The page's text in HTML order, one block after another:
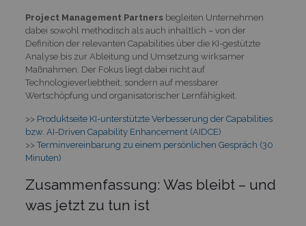
Project Management Partnersbegleiten Unternehmen
dabei sowohl methodisch als auch inhaltlich – von der
Definition der relevanten Capabilities über die KI-gestützte
Analyse bis zur Ableitung und Umsetzung wirksamer
Maßnahmen. Der Fokus liegt dabei nicht auf
Technologieverliebtheit, sondern auf messbarer
Wertschöpfung und organisatorischer Lernfähigkeit.
>> Produktseite KI-unterstützte Verbesserung der Capabilities
bzw. AI-Driven Capability Enhancement (AIDCE)
>> Terminvereinbarung zu einem persönlichen Gespräch (30
Minuten)
Zusammenfassung: Was bleibt – und
was jetzt zu tun ist